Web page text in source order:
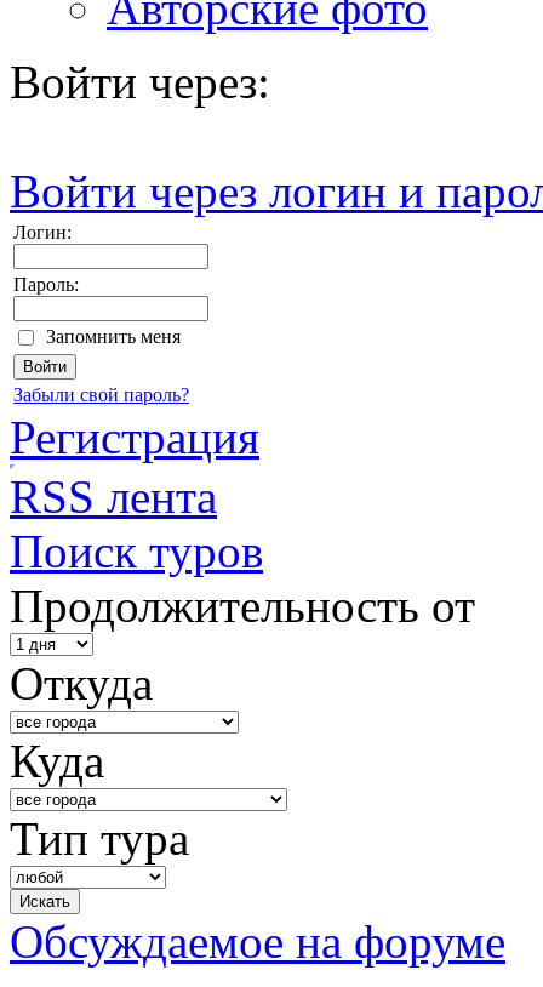
Войти через:
Войти через логин и
Логин:
Пароль:
Запомнить меня
Забыли свой пароль?
Регистрация
RSS лента
Поиск туров
Продолжительность от
Откуда
Куда
Тип тура
Обсуждаемое на форуме